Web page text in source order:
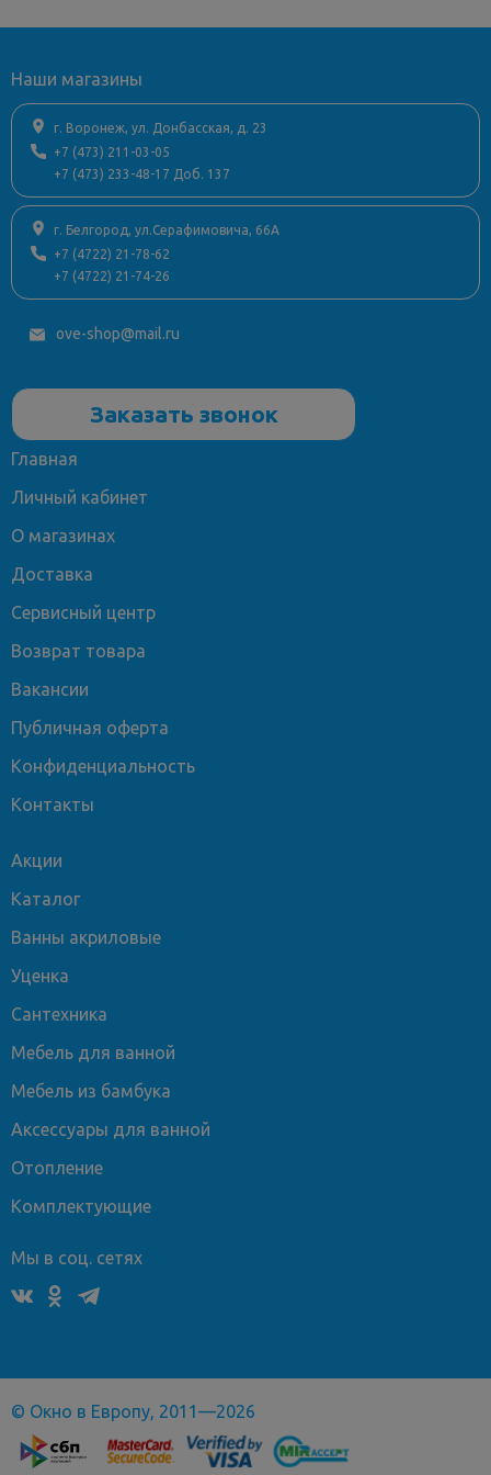
Наши магазины
г. Воронеж, ул. Донбасская, д. 23
+7 (473) 211-03-05
+7 (473) 233-48-17 Доб. 137
г. Белгород, ул.Серафимовича, 66А
+7 (4722) 21-78-62
+7 (4722) 21-74-26
ove-shop@mail.ru
Заказать звонок
Главная
Личный кабинет
О магазинах
Доставка
Сервисный центр
Возврат товара
Вакансии
Публичная оферта
Конфиденциальность
Контакты
Акции
Каталог
Ванны акриловые
Уценка
Сантехника
Мебель для ванной
Мебель из бамбука
Аксессуары для ванной
Отопление
Комплектующие
Мы в соц. сетях
© Окно в Европу, 2011—2026